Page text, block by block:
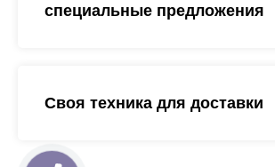
специальные предложения
Своя техника для доставки